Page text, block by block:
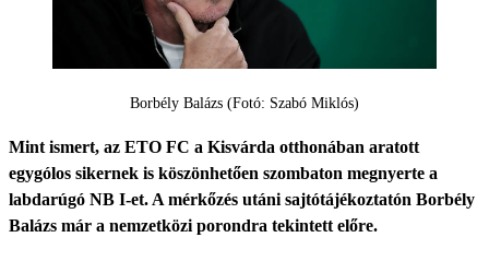
Borbély Balázs (Fotó: Szabó Miklós)
Mint ismert, az ETO FC a Kisvárda otthonában aratott
egygólos sikernek is köszönhetően szombaton megnyerte a
labdarúgó NB I-et. A mérkőzés utáni sajtótájékoztatón Borbély
Balázs már a nemzetközi porondra tekintett előre.